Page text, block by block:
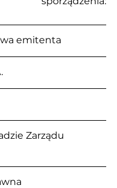
emitenta
Zarządu